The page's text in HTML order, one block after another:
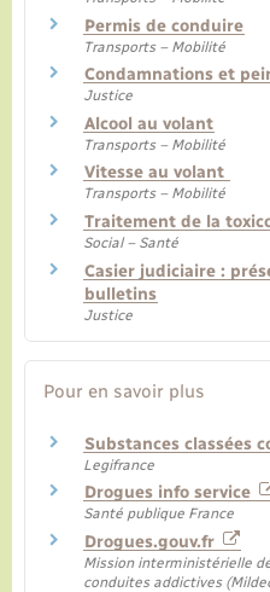
Permis de conduire
Transports – Mobilité
Condamnations et
Justice
Alcool au volant
Transports – Mobilité
Vitesse au volant
Transports – Mobilité
Traitement de la
Social – Santé
Casier judiciaire :
bulletins
Justice
Pour en savoir plus
Substances classées
Legifrance
Drogues info service
Santé publique France
Drogues.gouv.fr
Mission interministérielle
conduites addictives